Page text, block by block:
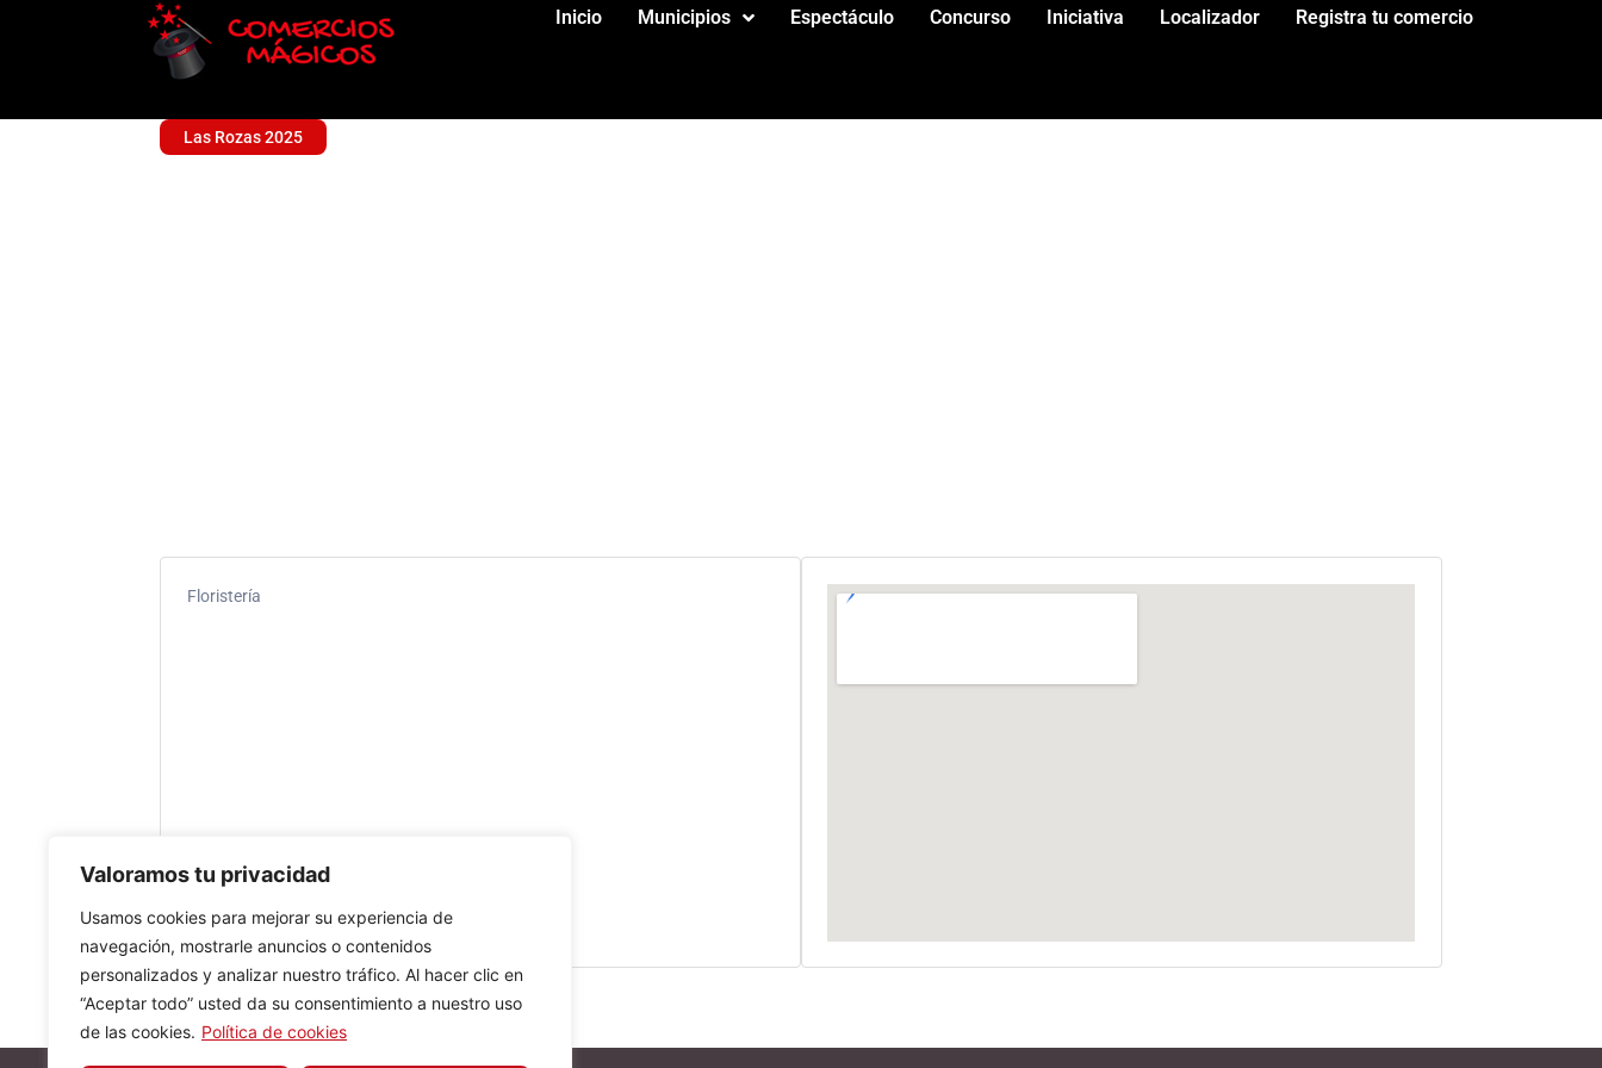
Valoramos tu privacidad
Usamos cookies para mejorar su experiencia de
navegación, mostrarle anuncios o contenidos
personalizados y analizar nuestro tráfico. Al hacer clic en
“Aceptar todo” usted da su consentimiento a nuestro uso
de las cookies. Política de cookies
Inicio Municipios Espectáculo Concurso Iniciativa Localizador Registra tu comercio
Las Rozas 2025
Floristería